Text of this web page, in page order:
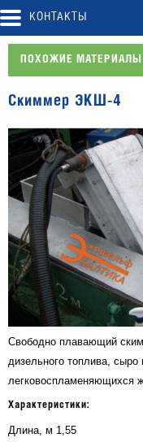
КОНТАКТЫ
ПОХОЖИЕ МАТЕРИАЛЫ
Скиммер ЭКШ-4
Свободно плавающий
дизельного топлива, сыро
легковоспламеняющихся
Характеристики:
Длина, м 1,55